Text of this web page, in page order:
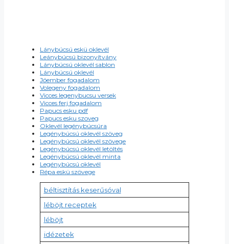
Lánybúcsú eskü oklevél
Leánybúcsú bizonyítvány
Lánybúcsú oklevél sablon
Lánybúcsú oklevél
Jóember fogadalom
Volegeny fogadalom
Vicces legenybucsu versek
Vicces ferj fogadalom
Papucs esku pdf
Papucs esku szoveg
Oklevél legénybúcsúra
Legénybúcsú oklevél szöveg
Legénybúcsú oklevél szövege
Legénybúcsú oklevél letöltés
Legénybúcsú oklevél minta
Legénybúcsú oklevél
Répa eskü szövege
béltisztítás keserűsóval
léböjt receptek
léböjt
idézetek